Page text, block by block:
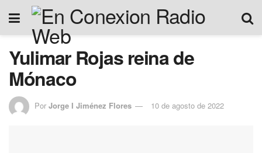
Yulimar Rojas reina de
Mónaco
Por Jorge I Jiménez Flores 10 de agosto de 2022